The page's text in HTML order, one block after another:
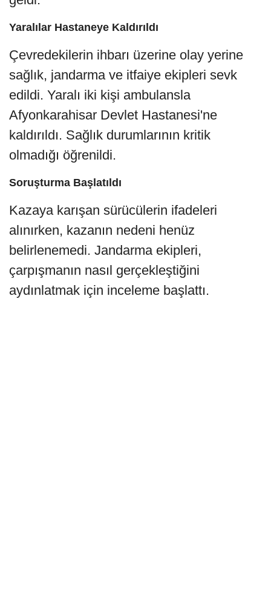
Yaralılar Hastaneye Kaldırıldı
Çevredekilerin ihbarı üzerine olay yerine
sağlık, jandarma ve itfaiye ekipleri sevk
edildi. Yaralı iki kişi ambulansla
Afyonkarahisar Devlet Hastanesi'ne
kaldırıldı. Sağlık durumlarının kritik
olmadığı öğrenildi.
Soruşturma Başlatıldı
Kazaya karışan sürücülerin ifadeleri
alınırken, kazanın nedeni henüz
belirlenemedi. Jandarma ekipleri,
çarpışmanın nasıl gerçekleştiğini
aydınlatmak için inceleme başlattı.